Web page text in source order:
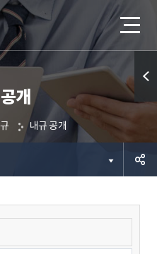
개
내규 공개
퀵메